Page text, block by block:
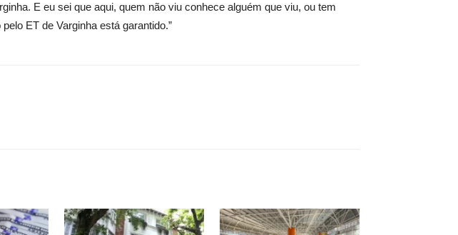
E eu sei que aqui, quem não viu conhece alguém que viu, ou tem
ET de Varginha está garantido.”